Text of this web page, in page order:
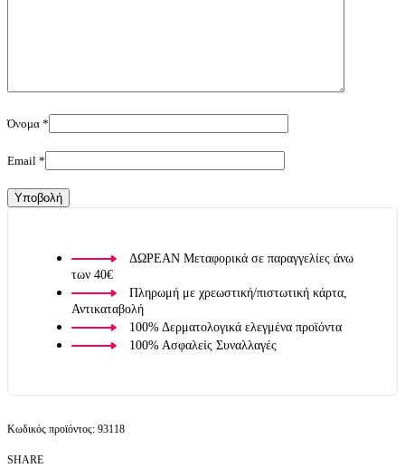
Όνομα *
Email *
ΔΩΡΕΑΝ Μεταφορικά σε παραγγελίες άνω
των 40€
Πληρωμή με χρεωστική/πιστωτική κάρτα,
Αντικαταβολή
100% Δερματολογικά ελεγμένα προϊόντα
100% Ασφαλείς Συναλλαγές
93118
SHARE